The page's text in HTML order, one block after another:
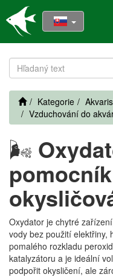
Kategorie
Vzduchování do
🌬️
Oxydator je chytré
vody bez použití elektřiny,
pomalého rozkladu
katalyzátoru a je ideální
podpořit okysličení, ale